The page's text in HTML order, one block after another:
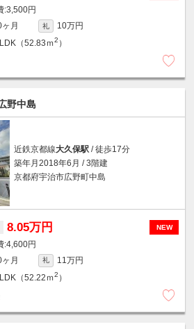
3,500円
ヶ月 礼
10万円
（52.83ｍ2 ）
野中島
近鉄京都線大久保駅/ 徒歩17分
築年月2018年6月 / 3階建
京都府宇治市広野町中島
NEW
8.05万円
4,600円
ヶ月 礼
11万円
（52.22ｍ2 ）